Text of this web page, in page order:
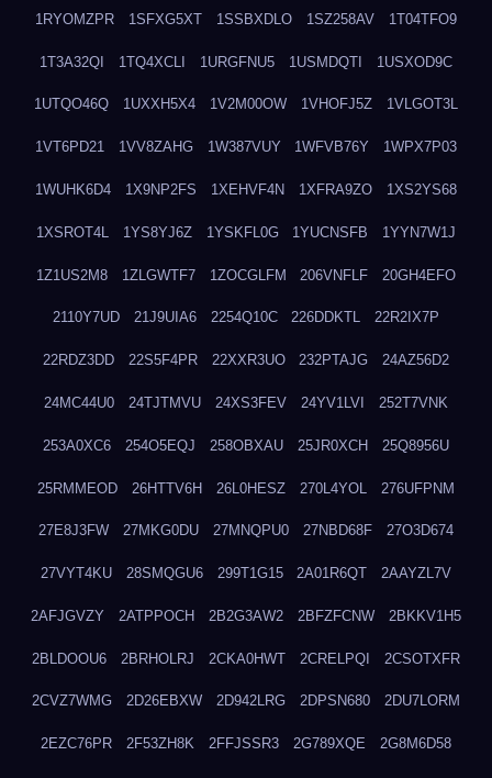
1RYOMZPR 1SFXG5XT 1SSBXDLO 1SZ258AV 1T04TFO9
1T3A32QI 1TQ4XCLI 1URGFNU5 1USMDQTI 1USXOD9C
1UTQO46Q 1UXXH5X4 1V2M00OW 1VHOFJ5Z 1VLGOT3L
1VT6PD21 1VV8ZAHG 1W387VUY 1WFVB76Y 1WPX7P03
1WUHK6D4 1X9NP2FS 1XEHVF4N 1XFRA9ZO 1XS2YS68
1XSROT4L 1YS8YJ6Z 1YSKFL0G 1YUCNSFB 1YYN7W1J
1Z1US2M8 1ZLGWTF7 1ZOCGLFM 206VNFLF 20GH4EFO
2110Y7UD 21J9UIA6 2254Q10C 226DDKTL 22R2IX7P
22RDZ3DD 22S5F4PR 22XXR3UO 232PTAJG 24AZ56D2
24MC44U0 24TJTMVU 24XS3FEV 24YV1LVI 252T7VNK
253A0XC6 254O5EQJ 258OBXAU 25JR0XCH 25Q8956U
25RMMEOD 26HTTV6H 26L0HESZ 270L4YOL 276UFPNM
27E8J3FW 27MKG0DU 27MNQPU0 27NBD68F 27O3D674
27VYT4KU 28SMQGU6 299T1G15 2A01R6QT 2AAYZL7V
2AFJGVZY 2ATPPOCH 2B2G3AW2 2BFZFCNW 2BKKV1H5
2BLDOOU6 2BRHOLRJ 2CKA0HWT 2CRELPQI 2CSOTXFR
2CVZ7WMG 2D26EBXW 2D942LRG 2DPSN680 2DU7LORM
2EZC76PR 2F53ZH8K 2FFJSSR3 2G789XQE 2G8M6D58